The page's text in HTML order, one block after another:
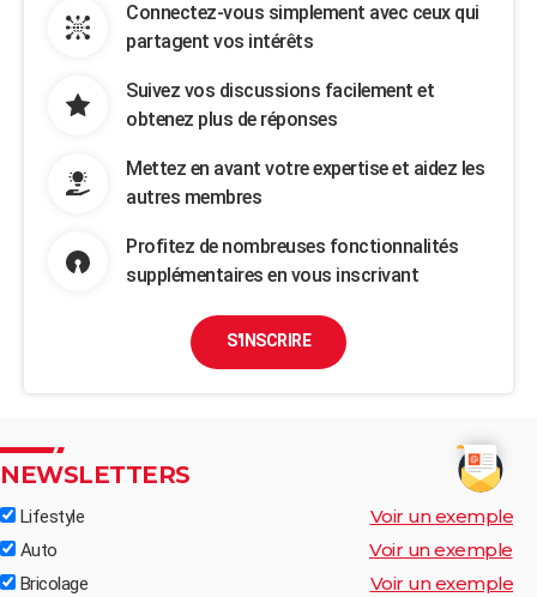
Connectez-vous simplement avec ceux qui
partagent vos intérêts
Suivez vos discussions facilement et
obtenez plus de réponses
Mettez en avant votre expertise et aidez les
autres membres
Profitez de nombreuses fonctionnalités
supplémentaires en vous inscrivant
S'INSCRIRE
NEWSLETTERS
Lifestyle Voir un exemple
Auto Voir un exemple
Bricolage Voir un exemple